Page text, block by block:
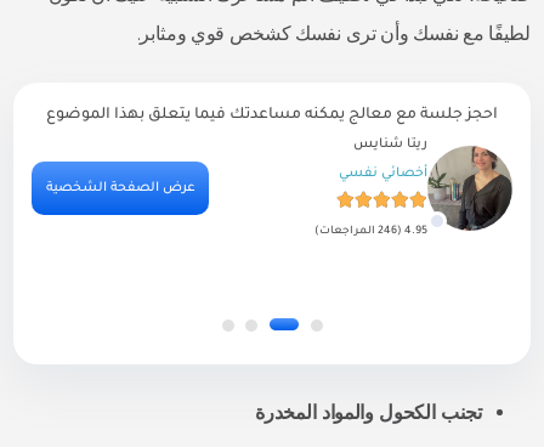
لطيفًا مع نفسك وأن ترى نفسك كشخص قوي ومثابر.
احجز جلسة مع معالج يمكنه مساعدتك فيما يتعلق بهذا الموضوع
محمد الشامي
طبيب نفسي
4.61 (639 المراجعات)
عرض الصفحة الشخصية
تجنب الكحول والمواد المخدرة